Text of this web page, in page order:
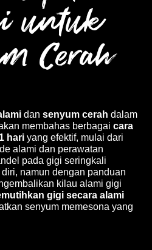
untuk
Cerah
dan senyum cerah dalam
membahas berbagai cara
hari yang efektif, mulai dari
alami dan perawatan
pada gigi seringkali
namun dengan panduan
kilau alami gigi
gigi secara alami
senyum memesona yang